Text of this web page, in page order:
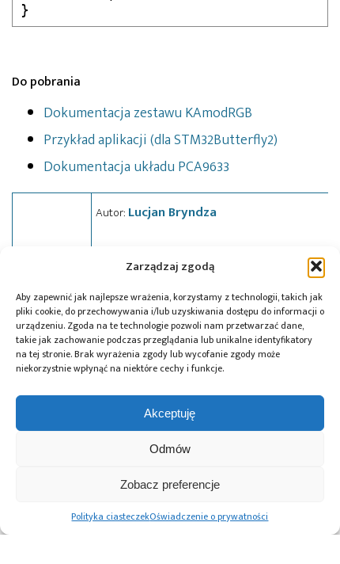
Zarządzaj zgodą
Aby zapewnić jak najlepsze wrażenia, korzystamy z technologii, takich jak
pliki cookie, do przechowywania i/lub uzyskiwania dostępu do informacji o
urządzeniu. Zgoda na te technologie pozwoli nam przetwarzać dane,
takie jak zachowanie podczas przeglądania lub unikalne identyfikatory
na tej stronie. Brak wyrażenia zgody lub wycofanie zgody może
niekorzystnie wpłynąć na niektóre cechy i funkcje.
Akceptuję
Odmów
Zobacz preferencje
Polityka ciasteczekOświadczenie o prywatności
Do pobrania
Dokumentacja zestawu KAmodRGB
Przykład aplikacji (dla STM32Butterfly2)
Dokumentacja układu PCA9633
Autor: Lucjan Bryndza
Tagi:GPIO,LED,SMBus
i platformy
Trendy
i perspektywy
w siłownikach:
„mięśnie”
Jedna taśma –
tysiące paczek: RS
i tesa łączą
logistykę i ESG